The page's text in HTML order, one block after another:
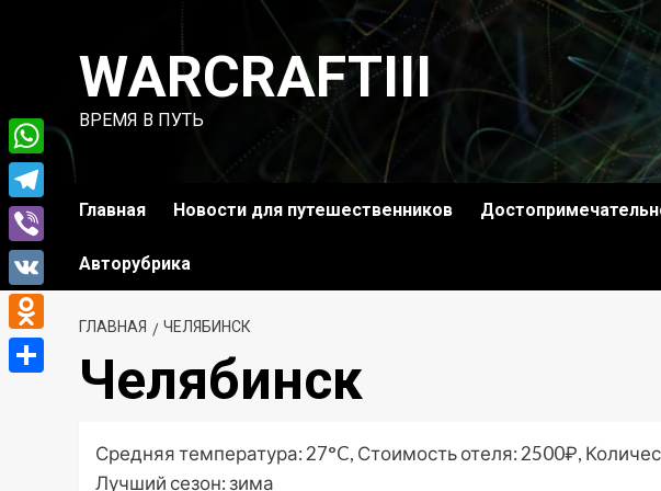
содержимомуWARCRAFTIII
ВРЕМЯ В ПУТЬ
Главная Новости для путешественников
Авторубрика
ГЛАВНАЯ ЧЕЛЯБИНСК
Челябинск
Средняя температура: 27°C, Стоимость отеля: 2500₽,
Лучший сезон: зима
WhatsApp
Telegram
Viber
VK
Odnoklassniki
Отправить